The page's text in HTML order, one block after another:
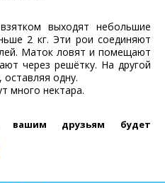
выходят небольшие
2 кг. Эти рои соединяют
Маток ловят и помещают
через решётку. На другой
одну.
много нектара.
вашим друзьям будет